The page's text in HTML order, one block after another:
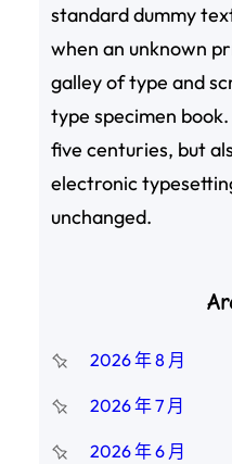
standard dummy
when an unknown
galley of type and
type specimen
five centuries, but
electronic
unchanged.
2026 年 8 月
2026 年 7 月
2026 年 6 月